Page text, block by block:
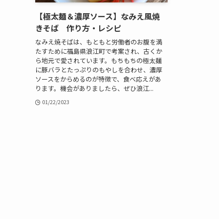
【極太麺＆濃厚ソース】なみえ風焼
きそば 作り方・レシピ
なみえ焼そばは、もともと労働者のお腹を満
たすために福島県浪江町で考案され、古くか
ら地元で愛されています。もちもちの極太麺
に豚バラとたっぷりのもやしを合わせ、濃厚
ソースをからめるのが特徴で、食べ応えがあ
ります。機会がありましたら、ぜひ浪江...
01/22/2023